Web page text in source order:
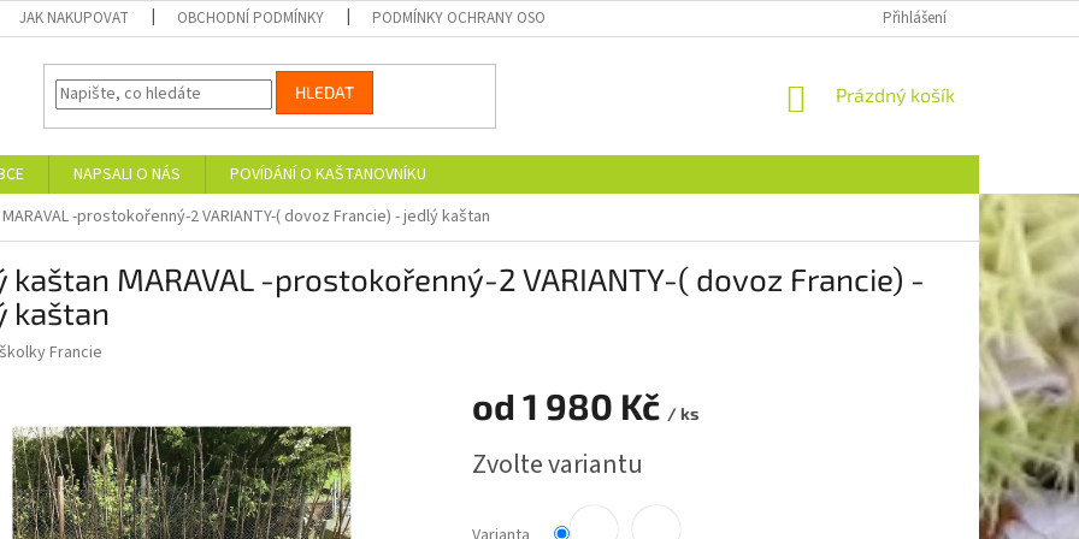
JAK NAKUPOVAT OBCHODNÍ PODMÍNKY PODMÍNKY OCHRANY OSOBNÍCH ÚDAJŮ Přihlášení
HLEDAT
NÁKUPNÍ
Prázdný košík
NAPSALI O NÁS
POVÍDÁNÍ O KAŠTANOVNÍKU
-prostokořenný-2 VARIANTY-( dovoz Francie) - jedlý kaštan
kaštan MARAVAL -prostokořenný-2 VARIANTY-( dovoz Francie) -
kaštan
školky Francie
od 1 980 Kč / ks
cena:
Zvolte variantu